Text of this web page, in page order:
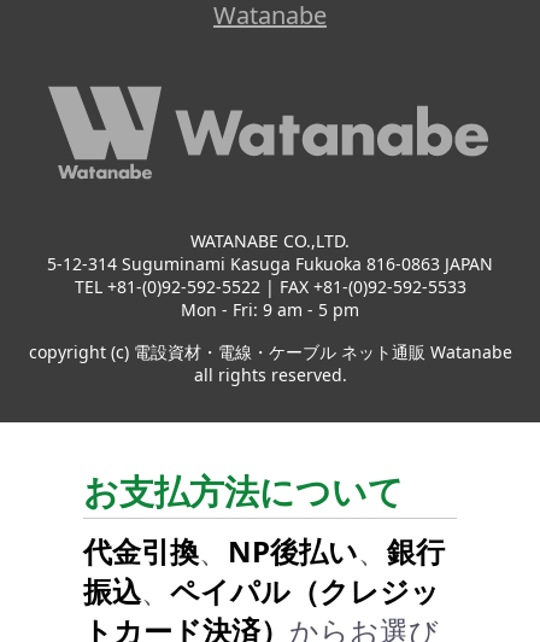
Watanabe
WATANABE CO.,LTD.
5-12-314 Suguminami Kasuga Fukuoka 816-0863 JAPAN
TEL +81-(0)92-592-5522 | FAX +81-(0)92-592-5533
Mon - Fri: 9 am - 5 pm
copyright (c) 電設資材・電線・ケーブル ネット通販 Watanabe
all rights reserved.
お支払方法について
代金引換、 NP後払い、 銀行
振込、 ペイパル（クレジッ
トカード決済） からお選び